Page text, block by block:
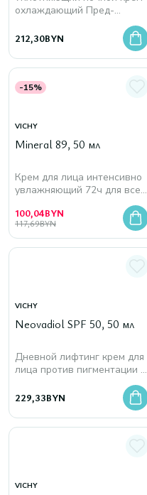
охлаждающий Пред-
212,30BYN
-15%
VICHY
Mineral 89, 50 мл
Крем для лица интенсивно
увлажняющий 72ч для всех
100,04BYN
117,69BYN
VICHY
Neovadiol SPF 50, 50 мл
Дневной лифтинг крем для
лица против пигментации в
229,33BYN
VICHY